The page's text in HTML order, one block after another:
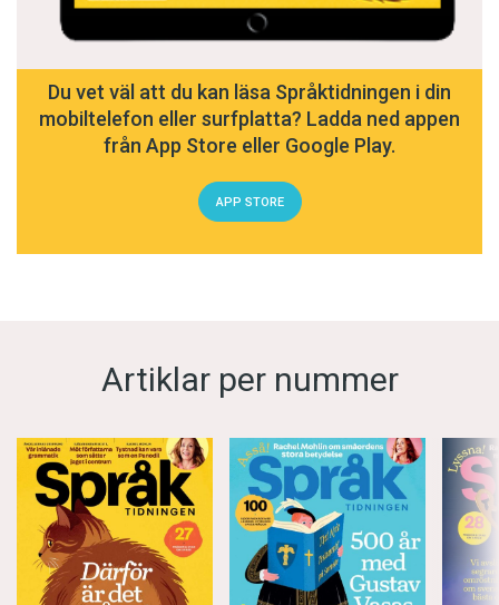
Du vet väl att du kan läsa Språktidningen i din
mobiltelefon eller surfplatta? Ladda ned appen
från App Store eller Google Play.
APP STORE
Artiklar per nummer